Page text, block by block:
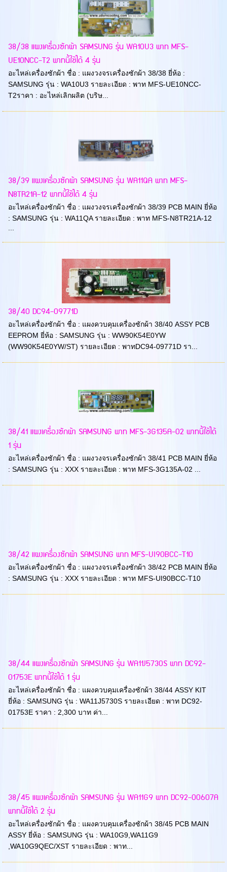
38/38 แผงเครื่องซักผ้า SAMSUNG รุ่น WA10U3 พาท MFS-
UE10NCC-T2 พาทนี้ใช้ได้ 4 รุ่น
อะไหล่เครื่องซักผ้า ชื่อ : แผงวงจรเครื่องซักผ้า 38/38 ยี่ห้อ :
SAMSUNG รุ่น : WA10U3 รายละเอียด : พาท MFS-UE10NCC-
T2ราคา : อะไหล่เลิกผลิต (บริษ...
38/39 แผงเครื่องซักผ้า SAMSUNG รุ่น WA11QA พาท MFS-
N8TR21A-12 พาทนี้ใช้ได้ 4 รุ่น
อะไหล่เครื่องซักผ้า ชื่อ : แผงวงจรเครื่องซักผ้า 38/39 PCB MAIN ยี่ห้อ
: SAMSUNG รุ่น : WA11QA รายละเอียด : พาท MFS-N8TR21A-12
38/40 DC94-09771D
อะไหล่เครื่องซักผ้า ชื่อ : แผงควบคุมเครื่องซักผ้า 38/40 ASSY PCB
EEPROM ยี่ห้อ : SAMSUNG รุ่น : WW90K54E0YW
(WW90K54E0YW/ST) รายละเอียด : พาทDC94-09771D รา...
38/41 แผงเครื่องซักผ้า SAMSUNG พาท MFS-3G135A-02 พาทนี้ใช้ได้
1 รุ่น
อะไหล่เครื่องซักผ้า ชื่อ : แผงวงจรเครื่องซักผ้า 38/41 PCB MAIN ยี่ห้อ
: SAMSUNG รุ่น : XXX รายละเอียด : พาท MFS-3G135A-02 ...
38/42 แผงเครื่องซักผ้า SAMSUNG พาท MFS-UI90BCC-T10
อะไหล่เครื่องซักผ้า ชื่อ : แผงวงจรเครื่องซักผ้า 38/42 PCB MAIN ยี่ห้อ
: SAMSUNG รุ่น : XXX รายละเอียด : พาท MFS-UI90BCC-T10
38/44 แผงเครื่องซักผ้า SAMSUNG รุ่น WA11J5730S พาท DC92-
01753E พาทนี้ใช้ได้ 1 รุ่น
อะไหล่เครื่องซักผ้า ชื่อ : แผงควบคุมเครื่องซักผ้า 38/44 ASSY KIT
ยี่ห้อ : SAMSUNG รุ่น : WA11J5730S รายละเอียด : พาท DC92-
01753E ราคา : 2,300 บาท ค่า...
38/45 แผงเครื่องซักผ้า SAMSUNG รุ่น WA11G9 พาท DC92-00607A
พาทนี้ใช้ได้ 2 รุ่น
อะไหล่เครื่องซักผ้า ชื่อ : แผงควบคุมเครื่องซักผ้า 38/45 PCB MAIN
ASSY ยี่ห้อ : SAMSUNG รุ่น : WA10G9,WA11G9
,WA10G9QEC/XST รายละเอียด : พาท...